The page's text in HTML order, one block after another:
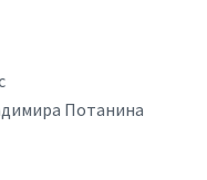
Потанина